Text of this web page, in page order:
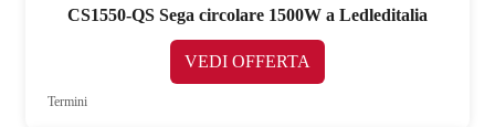
CS1550-QS Sega circolare 1500W a Ledleditalia
VEDI OFFERTA
Termini